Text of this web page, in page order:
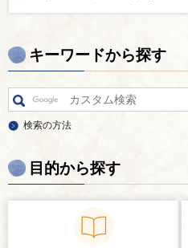
キーワードから探す
検索の方法
目的から探す